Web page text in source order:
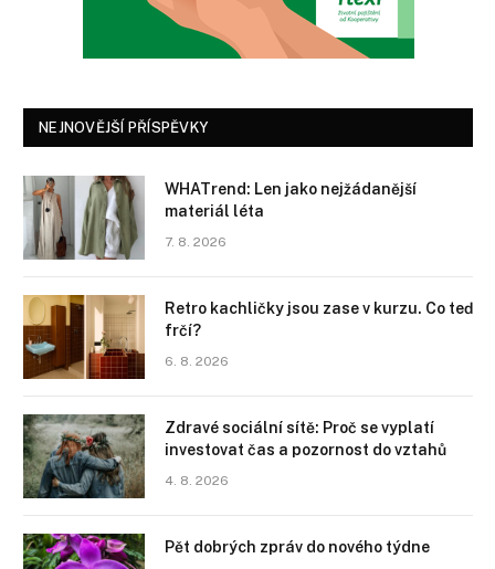
NEJNOVĚJŠÍ PŘÍSPĚVKY
WHATrend: Len jako nejžádanější
materiál léta
7. 8. 2026
Retro kachličky jsou zase v kurzu. Co teď
frčí?
6. 8. 2026
Zdravé sociální sítě: Proč se vyplatí
investovat čas a pozornost do vztahů
4. 8. 2026
Pět dobrých zpráv do nového týdne